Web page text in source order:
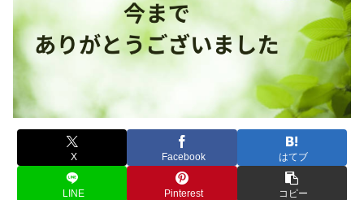
X Facebook はてブ
LINE Pinterest コピー